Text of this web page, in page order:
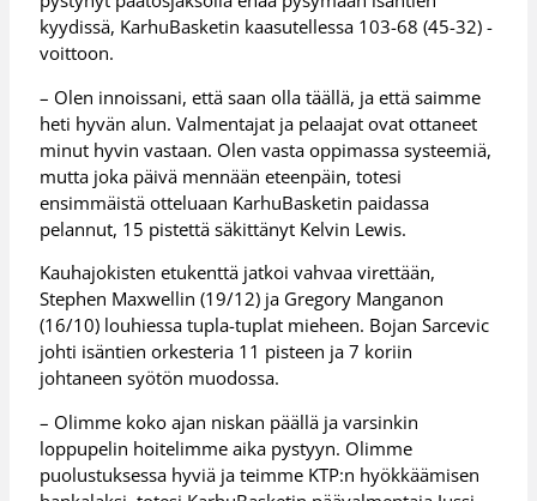
kyydissä, KarhuBasketin kaasutellessa 103-68 (45-32) -
voittoon.
– Olen innoissani, että saan olla täällä, ja että saimme
heti hyvän alun. Valmentajat ja pelaajat ovat ottaneet
minut hyvin vastaan. Olen vasta oppimassa systeemiä,
mutta joka päivä mennään eteenpäin, totesi
ensimmäistä otteluaan KarhuBasketin paidassa
pelannut, 15 pistettä säkittänyt Kelvin Lewis.
Kauhajokisten etukenttä jatkoi vahvaa virettään,
Stephen Maxwellin (19/12) ja Gregory Manganon
(16/10) louhiessa tupla-tuplat mieheen. Bojan Sarcevic
johti isäntien orkesteria 11 pisteen ja 7 koriin
johtaneen syötön muodossa.
– Olimme koko ajan niskan päällä ja varsinkin
loppupelin hoitelimme aika pystyyn. Olimme
puolustuksessa hyviä ja teimme KTP:n hyökkäämisen